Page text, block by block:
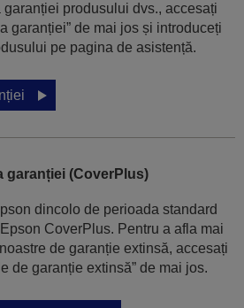
garanției produsului dvs., accesați
garanției” de mai jos și introduceți
pe pagina de asistență.
garanției (CoverPlus)
dincolo de perioada standard
CoverPlus. Pentru a afla mai
de garanție extinsă, accesați
de garanție extinsă” de mai jos.